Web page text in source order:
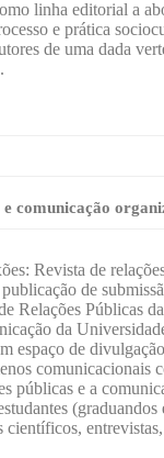
linha editorial a
e prática
de uma dada
comunicação
Revista de
de
Relações Públicas
da
espaço de
comunicacionais
públicas e a
(graduandos